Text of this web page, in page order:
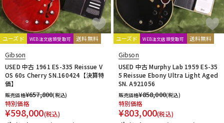
ユーズド WEB注文店頭受取可 送料無料
Gibson
USED 中古 1961 ES-335 Reissue V
OS 60s Cherry SN.160424【決算特
価】
販売価格¥657,800(税込)
特別価格
¥598,000(税込)
ユーズド WEB注文店頭受取可 送料無料
Gibson
USED 中古 Murphy Lab 1959 ES-35
5 Reissue Ebony Ultra Light Aged
SN. A921056
販売価格¥858,000(税込)
特別価格
¥803,000(税込)